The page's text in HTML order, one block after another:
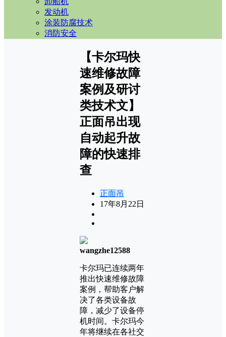
发动机
涂装防腐技术
消防安全
【卡尔玛快
速维修故障
案例及研讨
类技术文】
正面吊出现
自动起升故
障的快速排
查
正面吊
17年8月22日
wangzhe12588
卡尔玛已连续两年
推出快速维修故障
案例，帮助客户解
决了各类设备故
障，减少了设备停
机时间。卡尔玛今
年将继续在各社交